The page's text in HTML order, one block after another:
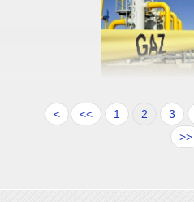
<<
< 1 2 3
>>